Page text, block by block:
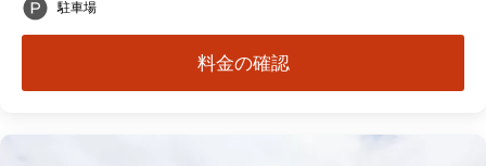
駐車場
料金の確認